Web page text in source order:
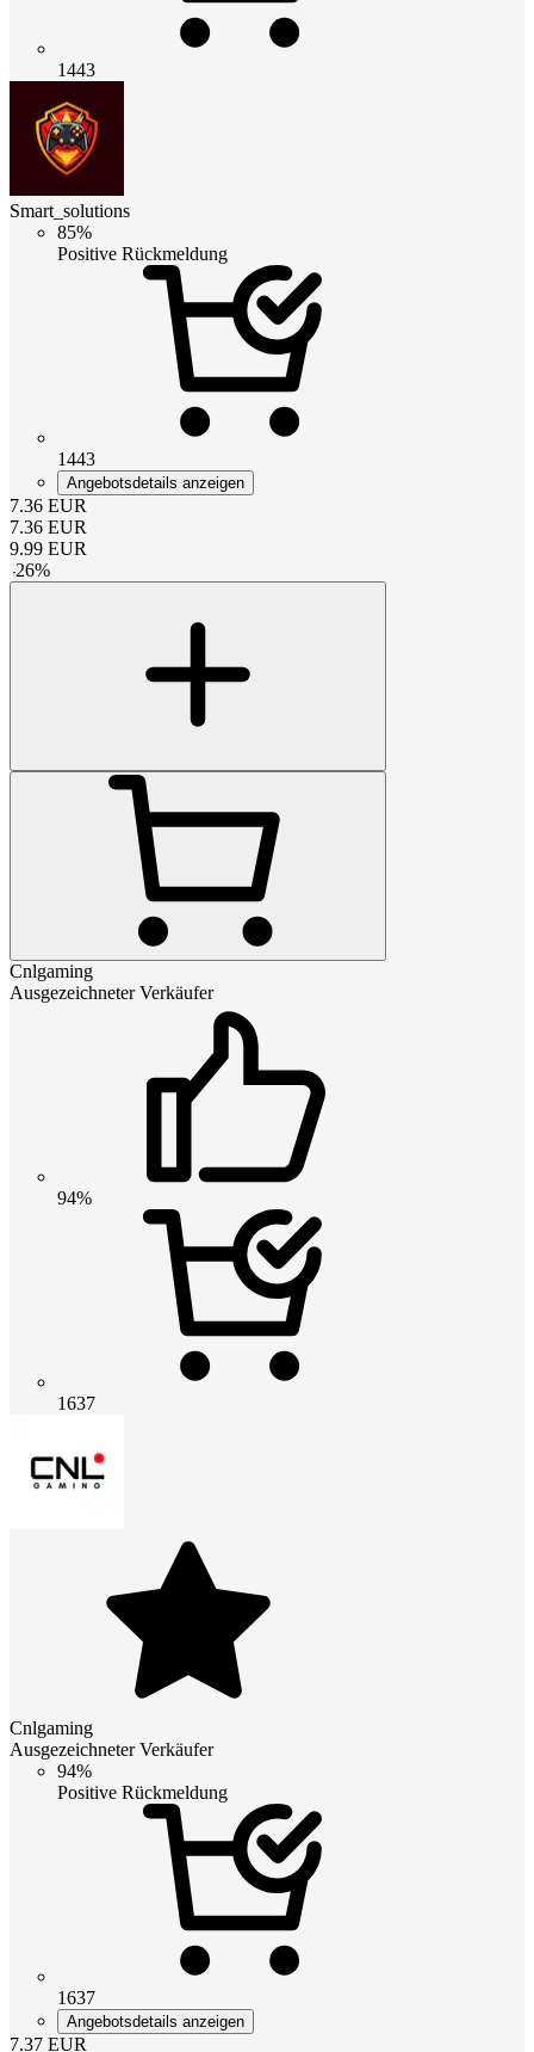
1443
Smart_solutions
85%
Positive Rückmeldung
1443
Angebotsdetails anzeigen
7.36 EUR
7.36 EUR
9.99 EUR
-26%
Cnlgaming
Ausgezeichneter Verkäufer
94%
1637
Cnlgaming
Ausgezeichneter Verkäufer
94%
Positive Rückmeldung
1637
Angebotsdetails anzeigen
7.37 EUR